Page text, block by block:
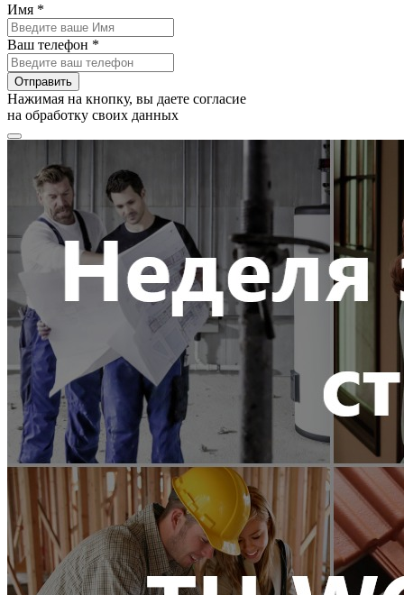
Имя *
Ваш телефон *
Отправить
Нажимая на кнопку, вы даете согласие
на обработку своих данных